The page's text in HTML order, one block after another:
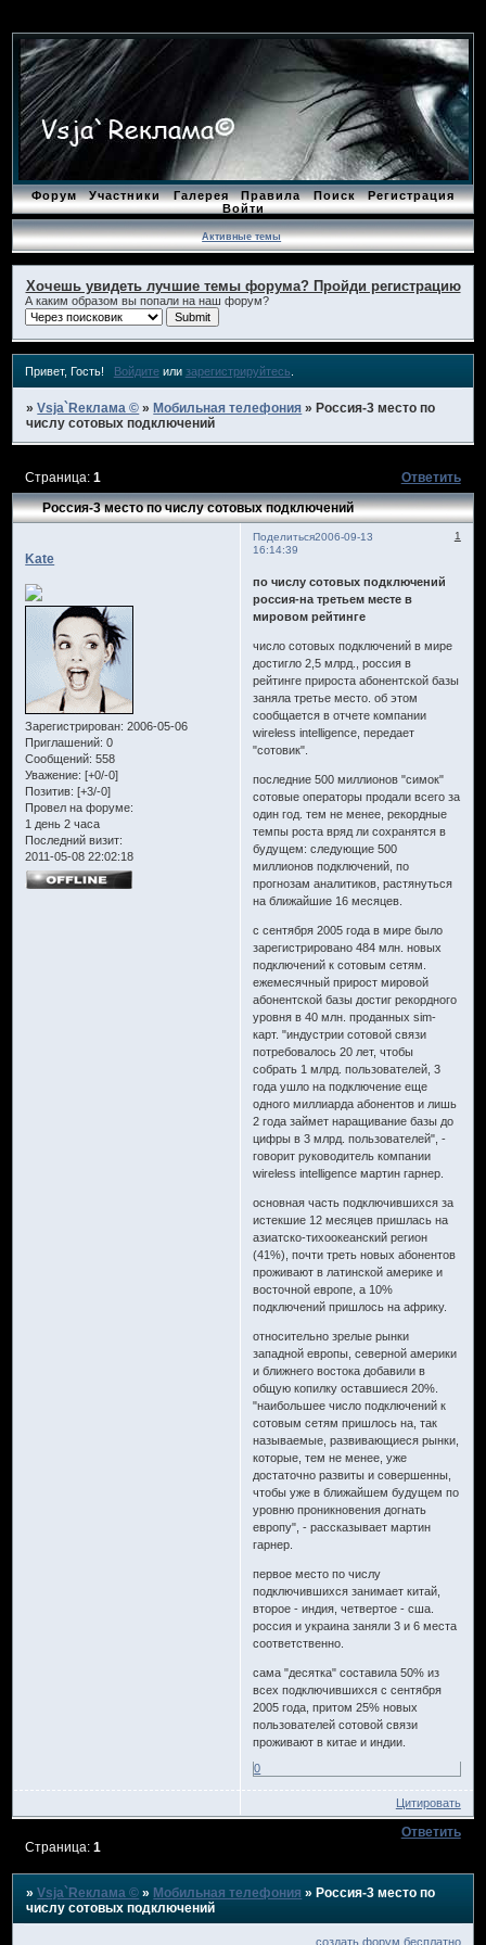
Форум Участники Галерея Правила Поиск
Регистрация
Войти
Активные темы
Хочешь увидеть лучшие темы форума? Пройди регистрацию
А каким образом вы попали на наш форум?
Привет, Гость! Войдитеили зарегистрируйтесь
»Vsja`Rеклама © » Мобильная телефония » Россия-3 место по
числу сотовых подключений
Россия-3 место по числу сотовых подключений
Страница:1 Ответить
Поделиться 1
2006-09-13
16:14:39
Kate
Зарегистрирован: 2006-05-06
Приглашений: 0
Сообщений: 558
Уважение: [+0/-0]
Позитив: [+3/-0]
Провел на форуме:
1 день 2 часа
Последний визит:
2011-05-08 22:02:18
по числу сотовых подключений
россия-на третьем месте в
мировом рейтинге
число сотовых подключений в мире
достигло 2,5 млрд., россия в
рейтинге прироста абонентской базы
заняла третье место. об этом
сообщается в отчете компании
wireless intelligence, передает
"сотовик".
последние 500 миллионов "симок"
сотовые операторы продали всего за
один год. тем не менее, рекордные
темпы роста вряд ли сохранятся в
будущем: следующие 500
миллионов подключений, по
прогнозам аналитиков, растянуться
на ближайшие 16 месяцев.
с сентября 2005 года в мире было
зарегистрировано 484 млн. новых
подключений к сотовым сетям.
ежемесячный прирост мировой
абонентской базы достиг рекордного
уровня в 40 млн. проданных sim-
карт. "индустрии сотовой связи
потребовалось 20 лет, чтобы
собрать 1 млрд. пользователей, 3
года ушло на подключение еще
одного миллиарда абонентов и лишь
2 года займет наращивание базы до
цифры в 3 млрд. пользователей", -
говорит руководитель компании
wireless intelligence мартин гарнер.
основная часть подключившихся за
истекшие 12 месяцев пришлась на
азиатско-тихоокеанский регион
(41%), почти треть новых абонентов
проживают в латинской америке и
восточной европе, а 10%
подключений пришлось на африку.
относительно зрелые рынки
западной европы, северной америки
и ближнего востока добавили в
общую копилку оставшиеся 20%.
"наибольшее число подключений к
сотовым сетям пришлось на, так
называемые, развивающиеся рынки,
которые, тем не менее, уже
достаточно развиты и совершенны,
чтобы уже в ближайшем будущем по
уровню проникновения догнать
европу", - рассказывает мартин
гарнер.
первое место по числу
подключившихся занимает китай,
второе - индия, четвертое - сша.
россия и украина заняли 3 и 6 места
соответственно.
сама "десятка" составила 50% из
всех подключившихся с сентября
2005 года, притом 25% новых
пользователей сотовой связи
проживают в китае и индии.
0
Цитировать
Ответить
Страница:1
»Vsja`Rеклама © » Мобильная телефония »Россия-3 место по
числу сотовых подключений
создать форум бесплатно